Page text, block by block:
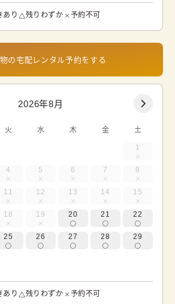
あり 残りわずか 予約不可
の宅配レンタル予約をする
2026年8月
火 水 木 金 土
1
4 5 6 7 8
11 12 13 14 15
18 19 20 21 22
25 26 27 28 29
あり 残りわずか 予約不可